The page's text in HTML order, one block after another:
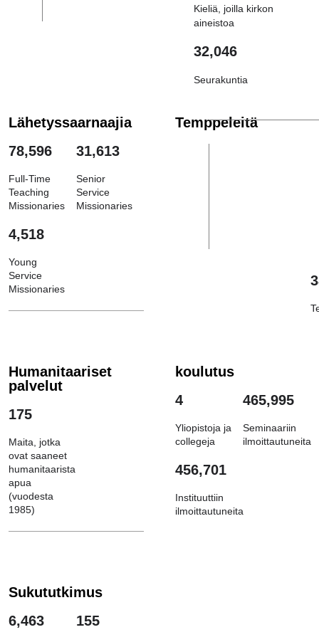
Kieliä, joilla kirkon
aineistoa
32,046
Seurakuntia
Lähetyssaarnaajia
78,596
Full-Time
Teaching
Missionaries
31,613
Senior
Service
Missionaries
4,518
Young
Service
Missionaries
Temppeleitä
Humanitaariset
palvelut
175
Maita, jotka
ovat saaneet
humanitaarista
apua
(vuodesta
1985)
koulutus
4
Yliopistoja ja
collegeja
465,995
Seminaariin
ilmoittautuneita
456,701
Instituuttiin
ilmoittautuneita
Sukututkimus
6,463
155